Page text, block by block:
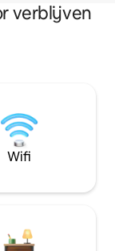
verblijven
Wifi